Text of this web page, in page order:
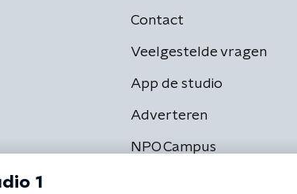
Contact
Veelgestelde vragen
App de studio
Adverteren
NPO Campus